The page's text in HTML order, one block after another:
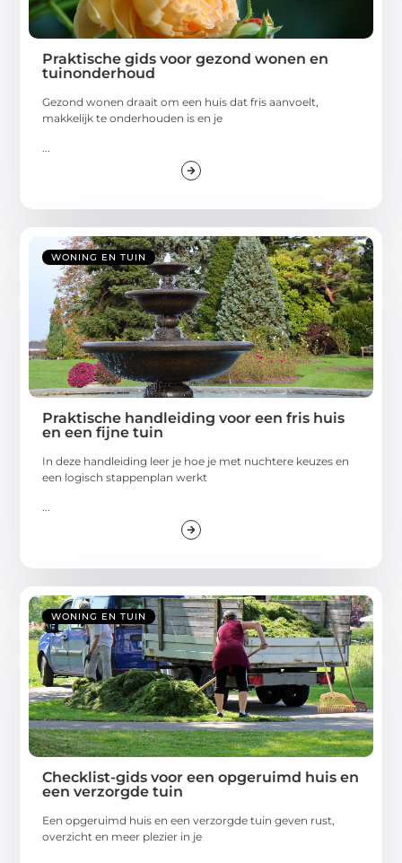
Praktische gids voor gezond wonen en
tuinonderhoud
Gezond wonen draait om een huis dat fris aanvoelt,
makkelijk te onderhouden is en je
WONING EN TUIN
Praktische handleiding voor een fris huis
en een fijne tuin
In deze handleiding leer je hoe je met nuchtere keuzes en
een logisch stappenplan werkt
WONING EN TUIN
Checklist-gids voor een opgeruimd huis en
een verzorgde tuin
Een opgeruimd huis en een verzorgde tuin geven rust,
overzicht en meer plezier in je